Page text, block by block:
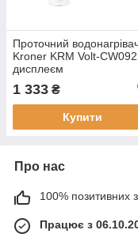
Проточний
Kroner KRM Volt-CW092
дисплеєм
1 333 ₴
Купити
Про нас
100% позитивних з
Працює з